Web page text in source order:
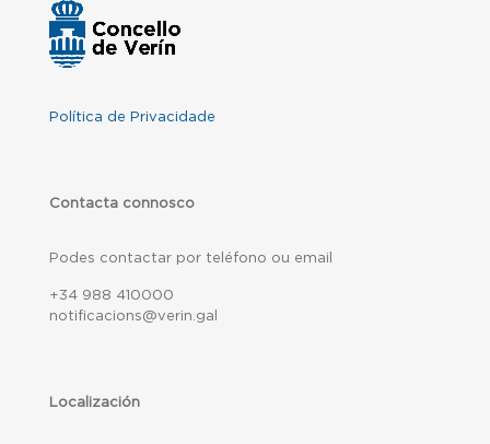
Política de Privacidade
Contacta connosco
Podes contactar por teléfono ou email
+34 988 410000
notificacions@verin.gal
Localización